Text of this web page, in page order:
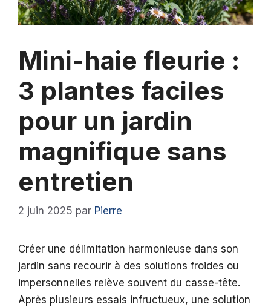
Mini-haie fleurie :
3 plantes faciles
pour un jardin
magnifique sans
entretien
2 juin 2025 par Pierre
Créer une délimitation harmonieuse dans son
jardin sans recourir à des solutions froides ou
impersonnelles relève souvent du casse-tête.
Après plusieurs essais infructueux, une solution